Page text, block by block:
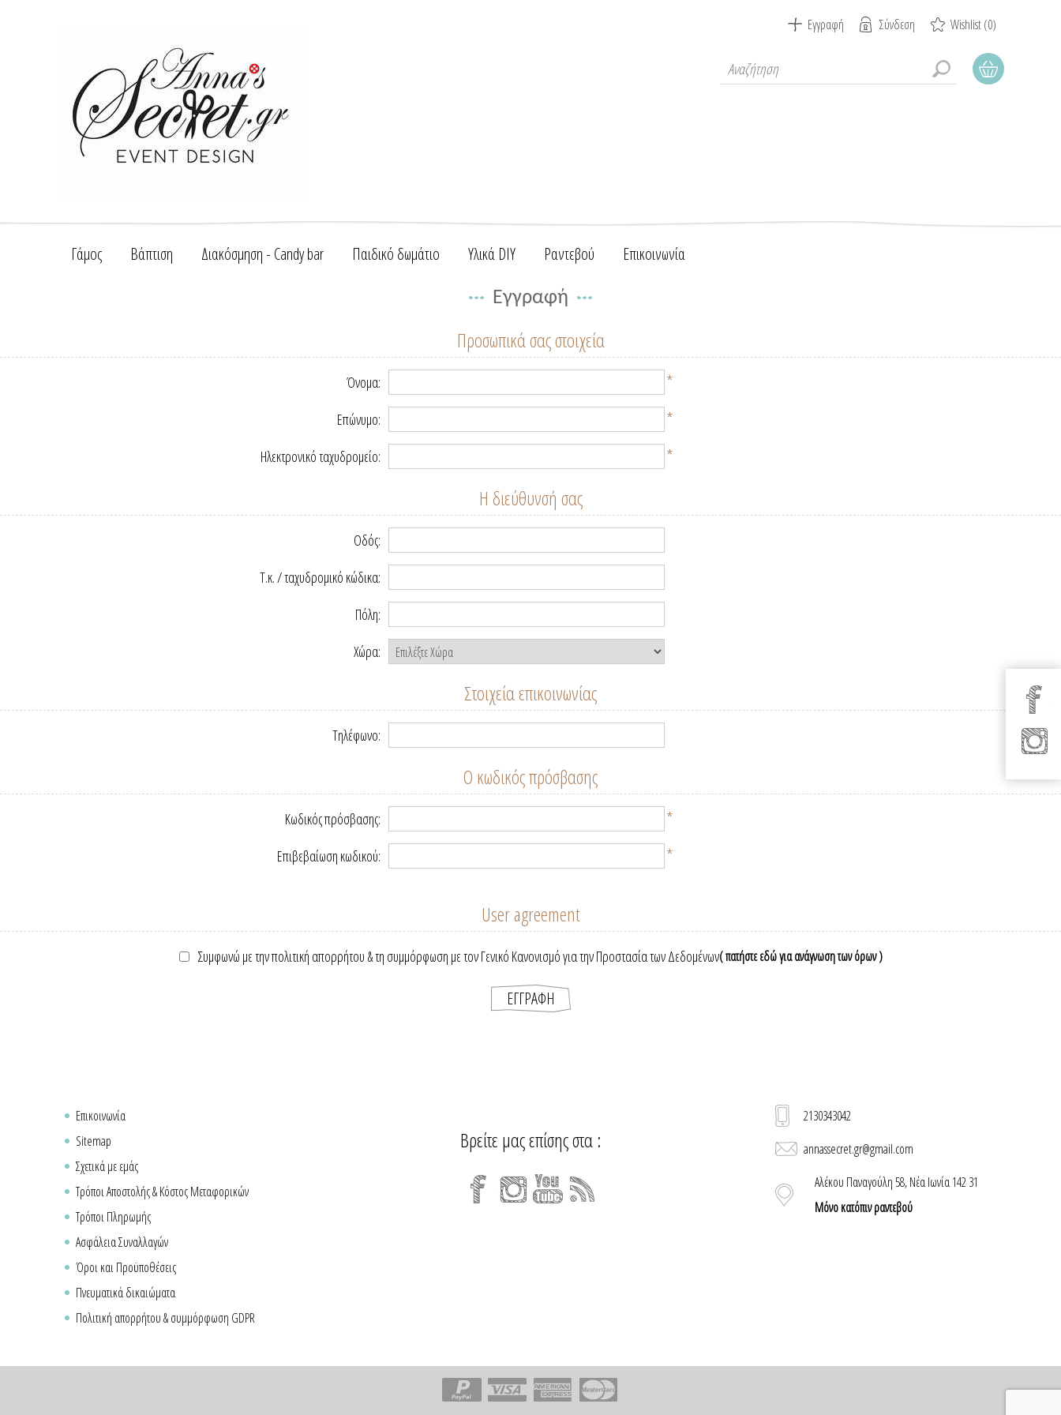
Εγγραφή Σύνδεση Wishlist(0)
Γάμος Βάπτιση Διακόσμηση - Candy bar Παιδικό δωμάτιο Υλικά DIY Ραντεβού Επικοινωνία
Εγγραφή
Προσωπικά σας στοιχεία
Όνομα: *
Επώνυμο: *
Ηλεκτρονικό ταχυδρομείο:
*
Η διεύθυνσή σας
Οδός:
Τ.κ. / ταχυδρομικό κώδικα:
Πόλη:
Χώρα:
Στοιχεία επικοινωνίας
Τηλέφωνο:
Ο κωδικός πρόσβασης
Κωδικός πρόσβασης: *
Επιβεβαίωση κωδικού: *
User agreement
Συμφωνώ με την πολιτική απορρήτου & τη συμμόρφωση με τον Γενικό Κανονισμό για την Προστασία των Δεδομένων( πατήστε εδώ για ανάγνωση των όρων )
Επικοινωνία
Sitemap
Σχετικά με εμάς
Τρόποι Αποστολής & Κόστος Μεταφορικών
Τρόποι Πληρωμής
Ασφάλεια Συναλλαγών
Όροι και Προϋποθέσεις
Πνευματικά δικαιώματα
Πολιτική απορρήτου & συμμόρφωση GDPR
Βρείτε μας επίσης στα :
2130343042
annassecret.gr@gmail.com
Αλέκου Παναγούλη 58, Νέα Ιωνία 142 31
Μόνο κατόπιν ραντεβού